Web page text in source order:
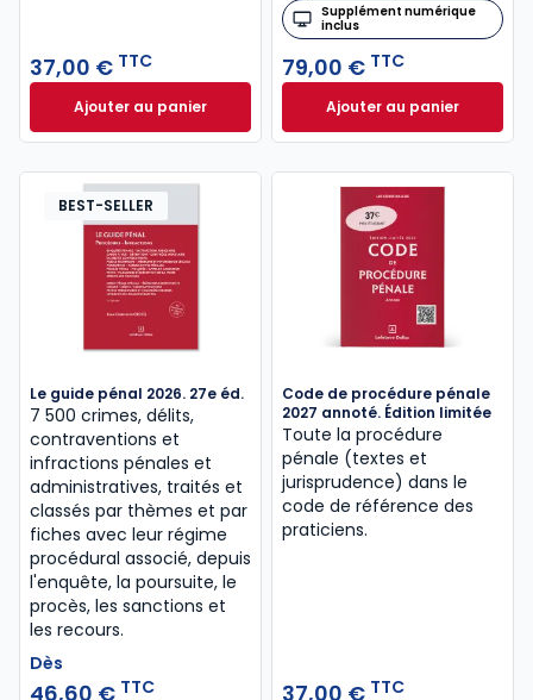
37,00 € TTC
Ajouter au panierCode de procédure civile 2027 annoté. Édition
Supplément numérique
inclus
79,00 € TTC
Ajouter au panier
Code du travail
BEST-SELLER
Le guide pénal 2026. 27e éd.
7 500 crimes, délits,
contraventions et
infractions pénales et
administratives, traités et
classés par thèmes et par
fiches avec leur régime
procédural associé, depuis
l'enquête, la poursuite, le
procès, les sanctions et
les recours.
Dès
46,60 € TTC
Code de procédure pénale
2027 annoté. Édition limitée
Toute la procédure
pénale (textes et
jurisprudence) dans le
code de référence des
praticiens.
37,00 € TTC